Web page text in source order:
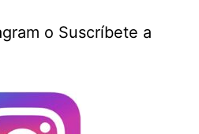
o Suscríbete a